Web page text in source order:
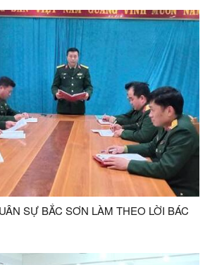
SỰ BẮC SƠN LÀM THEO LỜI BÁC